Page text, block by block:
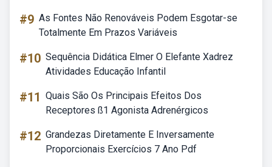
#9 As Fontes Não Renováveis Podem Esgotar-se
Totalmente Em Prazos Variáveis
#10 Sequência Didática Elmer O Elefante Xadrez
Atividades Educação Infantil
#11 Quais São Os Principais Efeitos Dos
Receptores ß1 Agonista Adrenérgicos
#12 Grandezas Diretamente E Inversamente
Proporcionais Exercícios 7 Ano Pdf